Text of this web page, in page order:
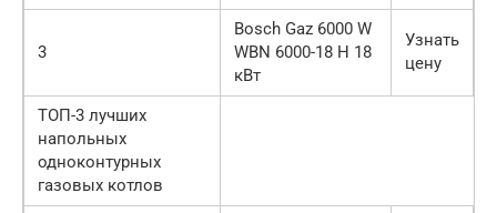
3
Bosch Gaz 6000 W
WBN 6000-18 H 18
кВт
Узнать
цену
ТОП-3 лучших
напольных
одноконтурных
газовых котлов